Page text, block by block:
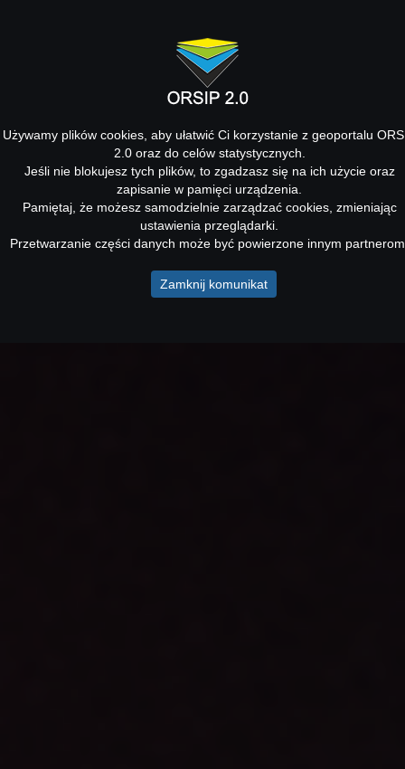
Używamy plików cookies, aby ułatwić Ci korzystanie z geoportalu
2.0 oraz do celów statystycznych.
Jeśli nie blokujesz tych plików, to zgadzasz się na ich użycie oraz
zapisanie w pamięci urządzenia.
Pamiętaj, że możesz samodzielnie zarządzać cookies, zmieniając
ustawienia przeglądarki.
Przetwarzanie części danych może być powierzone innym
Zamknij komunikat